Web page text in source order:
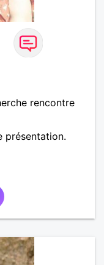
rencontre
présentation.